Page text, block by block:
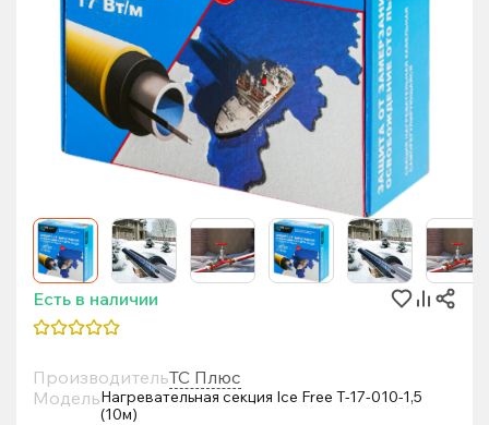
Есть в наличии
ПроизводительТС Плюс
МодельНагревательная секция Ice Free T-17-010-1,5
(10м)